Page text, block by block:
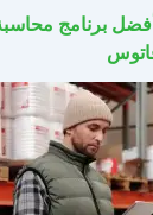
أفضل برنامج